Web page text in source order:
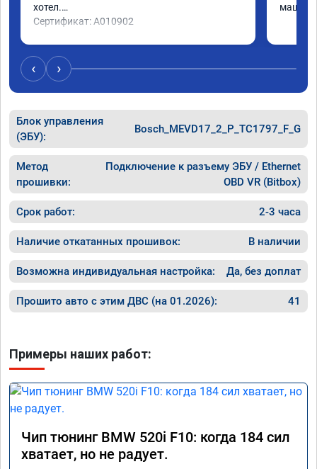
хотел.
Сертификат: A010902
машина
‹ ›
Блок управления
(ЭБУ):
Bosch_MEVD17_2_P_TC1797_F_G
Метод
прошивки:
Подключение к разъему ЭБУ / Ethernet
OBD VR (Bitbox)
Срок работ: 2-3 часа
Наличие откатанных прошивок: В наличии
Возможна индивидуальная настройка: Да, без доплат
Прошито авто с этим ДВС (на 01.2026): 41
Примеры наших работ:
Чип тюнинг BMW 520i F10: когда 184 сил
хватает, но не радует.